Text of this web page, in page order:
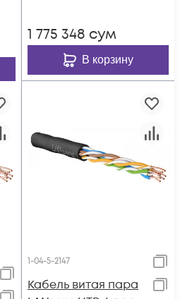
1 775 348 сум
В корзину
1-04-5-2147
Кабель витая пара